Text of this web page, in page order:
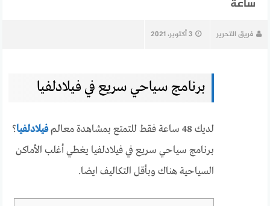
ساعة
فريق التحرير 3 أكتوبر، 2021
برنامج سياحي سريع في فيلادلفيا
لديك 48 ساعة فقط للتمتع بمشاهدة معالم فيلادلفيا؟
برنامج سياحي سريع في فيلادلفيا يغطي أغلب الأماكن
السياحية هناك وبأقل التكاليف ايضا.